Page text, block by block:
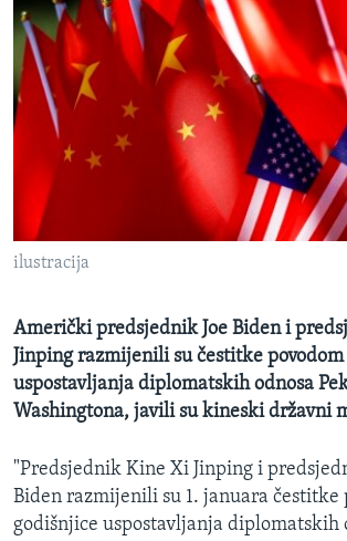
ŽENSKA STRANA
IZBJEGLIČKA STRANA
MAGAZIN
O GLASU AMERIKE
Learning English
PRATITE NAS
Jezici
ilustracija
Američki predsjednik Joe Biden i
Jinping razmijenili su čestitke
uspostavljanja diplomatskih odnosa
Washingtona, javili su kineski državni
"Predsjednik Kine Xi Jinping i
Biden razmijenili su 1. januara čestitke
godišnjice uspostavljanja diplomatskih